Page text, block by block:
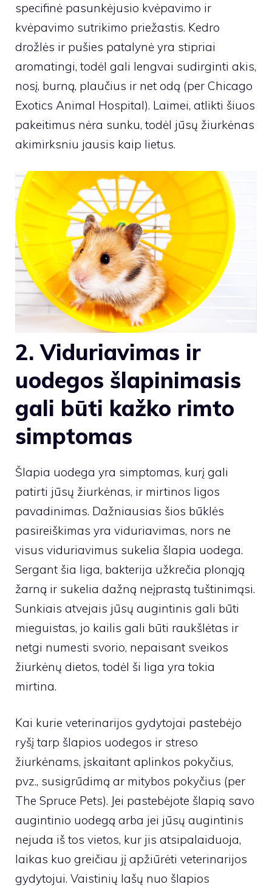
specifinė pasunkėjusio kvėpavimo ir
kvėpavimo sutrikimo priežastis. Kedro
drožlės ir pušies patalynė yra stipriai
aromatingi, todėl gali lengvai sudirginti akis,
nosį, burną, plaučius ir net odą (per Chicago
Exotics Animal Hospital). Laimei, atlikti šiuos
pakeitimus nėra sunku, todėl jūsų žiurkėnas
akimirksniu jausis kaip lietus.
2. Viduriavimas ir
uodegos šlapinimasis
gali būti kažko rimto
simptomas
Šlapia uodega yra simptomas, kurį gali
patirti jūsų žiurkėnas, ir mirtinos ligos
pavadinimas. Dažniausias šios būklės
pasireiškimas yra viduriavimas, nors ne
visus viduriavimus sukelia šlapia uodega.
Sergant šia liga, bakterija užkrečia plonąją
žarną ir sukelia dažną neįprastą tuštinimąsi.
Sunkiais atvejais jūsų augintinis gali būti
mieguistas, jo kailis gali būti raukšlėtas ir
netgi numesti svorio, nepaisant sveikos
žiurkėnų dietos, todėl ši liga yra tokia
mirtina.
Kai kurie veterinarijos gydytojai pastebėjo
ryšį tarp šlapios uodegos ir streso
žiurkėnams, įskaitant aplinkos pokyčius,
pvz., susigrūdimą ar mitybos pokyčius (per
The Spruce Pets). Jei pastebėjote šlapią savo
augintinio uodegą arba jei jūsų augintinis
nejuda iš tos vietos, kur jis atsipalaiduoja,
laikas kuo greičiau jį apžiūrėti veterinarijos
gydytojui. Vaistinių lašų nuo šlapios